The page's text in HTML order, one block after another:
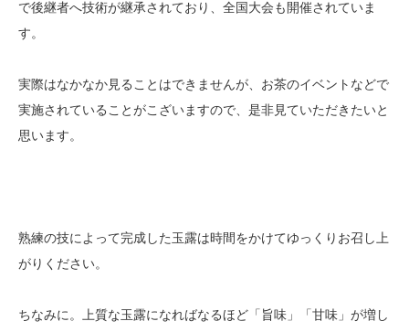
で後継者へ技術が継承されており、全国大会も開催されていま
す。
実際はなかなか見ることはできませんが、お茶のイベントなどで
実施されていることがこざいますので、是非見ていただきたいと
思います。
熟練の技によって完成した玉露は時間をかけてゆっくりお召し上
がりください。
ちなみに。上質な玉露になればなるほど「旨味」「甘味」が増し